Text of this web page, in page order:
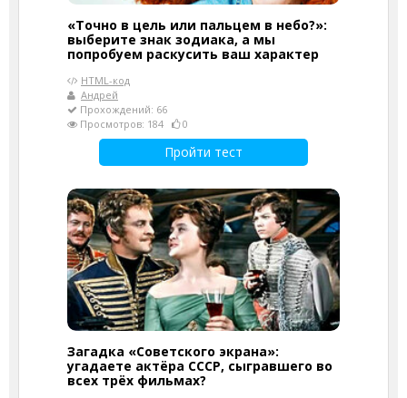
«Точно в цель или пальцем в небо?»:
выберите знак зодиака, а мы
попробуем раскусить ваш характер
HTML-код
Андрей
Прохождений: 66
Просмотров: 184
0
Пройти тест
Загадка «Советского экрана»:
угадаете актёра СССР, сыгравшего во
всех трёх фильмах?